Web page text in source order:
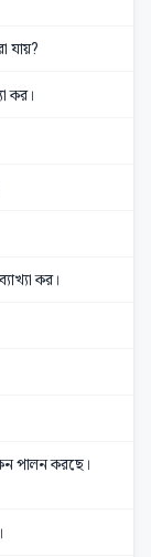
যায়?
কর।
কর।
পালন করছে।